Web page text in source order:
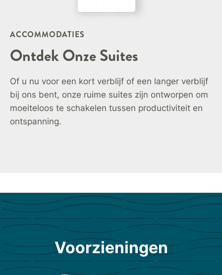
ACCOMMODATIES
Ontdek Onze Suites
Of u nu voor een kort verblijf of een langer verblijf
bij ons bent, onze ruime suites zijn ontworpen om
moeiteloos te schakelen tussen productiviteit en
ontspanning.
Voorzieningen